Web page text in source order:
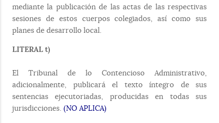
mediante la publicación de las actas de las respectivas
sesiones de estos cuerpos colegiados, así como sus
planes de desarrollo local.
LITERAL t)
El Tribunal de lo Contencioso Administrativo,
adicionalmente, publicará el texto íntegro de sus
sentencias ejecutoriadas, producidas en todas sus
jurisdicciones. (NO APLICA)